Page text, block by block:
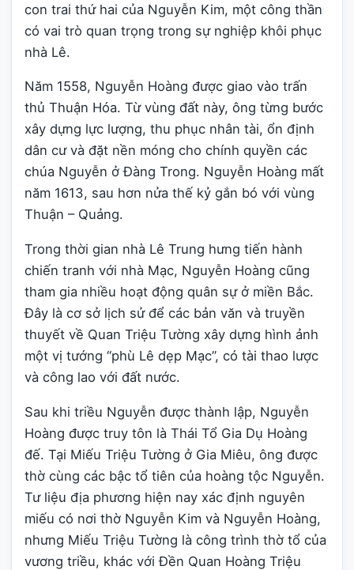
con trai thứ hai của Nguyễn Kim, một công thần
có vai trò quan trọng trong sự nghiệp khôi phục
nhà Lê.
Năm 1558, Nguyễn Hoàng được giao vào trấn
thủ Thuận Hóa. Từ vùng đất này, ông từng bước
xây dựng lực lượng, thu phục nhân tài, ổn định
dân cư và đặt nền móng cho chính quyền các
chúa Nguyễn ở Đàng Trong. Nguyễn Hoàng mất
năm 1613, sau hơn nửa thế kỷ gắn bó với vùng
Thuận – Quảng.
Trong thời gian nhà Lê Trung hưng tiến hành
chiến tranh với nhà Mạc, Nguyễn Hoàng cũng
tham gia nhiều hoạt động quân sự ở miền Bắc.
Đây là cơ sở lịch sử để các bản văn và truyền
thuyết về Quan Triệu Tường xây dựng hình ảnh
một vị tướng “phù Lê dẹp Mạc”, có tài thao lược
và công lao với đất nước.
Sau khi triều Nguyễn được thành lập, Nguyễn
Hoàng được truy tôn là Thái Tổ Gia Dụ Hoàng
đế. Tại Miếu Triệu Tường ở Gia Miêu, ông được
thờ cùng các bậc tổ tiên của hoàng tộc Nguyễn.
Tư liệu địa phương hiện nay xác định nguyên
miếu có nơi thờ Nguyễn Kim và Nguyễn Hoàng,
nhưng Miếu Triệu Tường là công trình thờ tổ của
vương triều, khác với Đền Quan Hoàng Triệu